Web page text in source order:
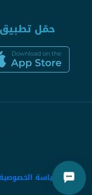
حمّل تطبيق
سياسة